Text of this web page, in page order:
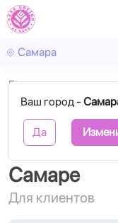
Самара
Ваш город -
Да
Главная
Контакты сети
Самара
Контакты
Самаре
Для клиентов